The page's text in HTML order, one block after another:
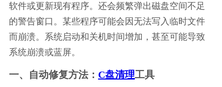
软件或更新现有程序。还会频繁弹出磁盘空间不足
的警告窗口。某些程序可能会因无法写入临时文件
而崩溃。系统启动和关机时间增加，甚至可能导致
系统崩溃或蓝屏。
一、自动修复方法： C盘清理工具